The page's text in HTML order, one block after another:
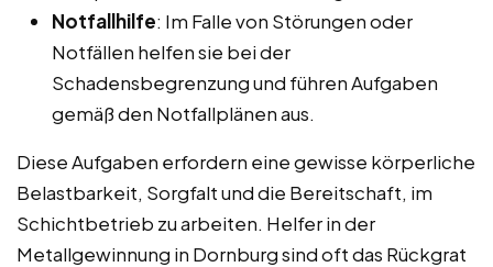
Notfallhilfe: Im Falle von Störungen oder
Notfällen helfen sie bei der
Schadensbegrenzung und führen Aufgaben
gemäß den Notfallplänen aus.
Diese Aufgaben erfordern eine gewisse körperliche
Belastbarkeit, Sorgfalt und die Bereitschaft, im
Schichtbetrieb zu arbeiten. Helfer in der
Metallgewinnung in Dornburg sind oft das Rückgrat